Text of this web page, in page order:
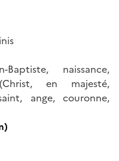
naissance,
en majesté,
ange, couronne,